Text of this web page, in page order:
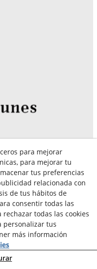
para mejorar
para mejorar tu
tus preferencias
relacionada con
de tus hábitos de
consentir todas las
rechazar todas las cookies
personalizar tus
más información